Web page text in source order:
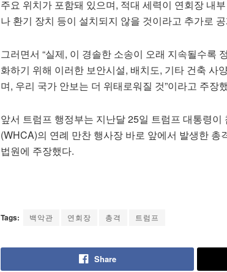
주요 위치가 포함돼 있으며, 적대 세력이 연회장 내
나 환기 장치 등이 설치되지 않을 것이라고 추가로
그러면서 “실제, 이 경솔한 소송이 오래 지속될수록
화하기 위해 이러한 보안시설, 배치도, 기타 건축 사
며, 우리 국가 안보는 더 위태로워질 것”이라고 주장
앞서 트럼프 행정부는 지난달 25일 트럼프 대통령
(WHCA)의 연례 만찬 행사장 바로 앞에서 발생한
법원에 주장했다.
Tags: 백악관 연회장 총격 트럼프
Share